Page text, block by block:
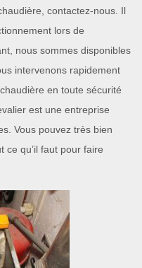
contactez-nous. Il
lors de
nous sommes disponibles
intervenons rapidement
en toute sécurité
est une entreprise
Vous pouvez très bien
ce qu’il faut pour faire